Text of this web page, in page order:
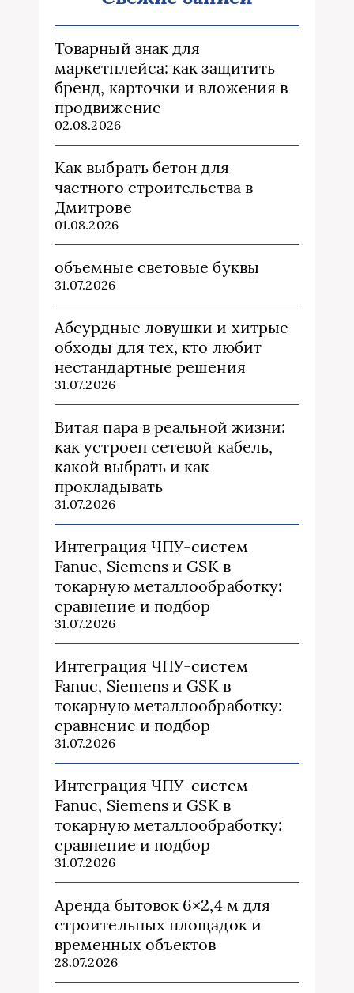
Товарный знак для
маркетплейса: как защитить
бренд, карточки и вложения в
продвижение
02.08.2026
Как выбрать бетон для
частного строительства в
Дмитрове
01.08.2026
объемные световые буквы
31.07.2026
Абсурдные ловушки и хитрые
обходы для тех, кто любит
нестандартные решения
31.07.2026
Витая пара в реальной жизни:
как устроен сетевой кабель,
какой выбрать и как
прокладывать
31.07.2026
Интеграция ЧПУ-систем
Fanuc, Siemens и GSK в
токарную металлообработку:
сравнение и подбор
31.07.2026
Интеграция ЧПУ-систем
Fanuc, Siemens и GSK в
токарную металлообработку:
сравнение и подбор
31.07.2026
Интеграция ЧПУ-систем
Fanuc, Siemens и GSK в
токарную металлообработку:
сравнение и подбор
31.07.2026
Аренда бытовок 6×2,4 м для
строительных площадок и
временных объектов
28.07.2026